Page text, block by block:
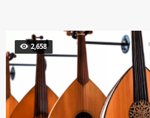
2,658